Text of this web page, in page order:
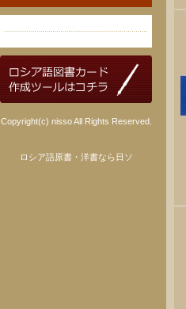
Copyright(c) nisso All Rights Reserved.
ロシア語原書・洋書なら日ソ